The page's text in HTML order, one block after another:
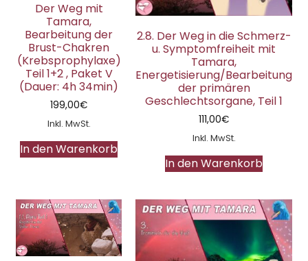
Der Weg mit
Tamara,
Bearbeitung der
Brust-Chakren
(Krebsprophylaxe)
Teil 1+2 , Paket V
(Dauer: 4h 34min)
199,00€
Inkl. MwSt.
In den Warenkorb
2.8. Der Weg in die Schmerz-
u. Symptomfreiheit mit
Tamara,
Energetisierung/Bearbeitung
der primären
Geschlechtsorgane, Teil 1
111,00€
Inkl. MwSt.
In den Warenkorb